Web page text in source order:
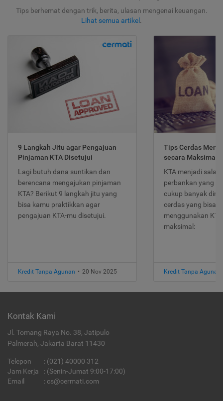
Tips berhemat dengan trik, berita, ulasan mengenai keuangan.
Lihat semua artikel .
9 Langkah Jitu agar Pengajuan
Pinjaman KTA Disetujui
Lagi butuh dana suntikan dan
berencana mengajukan pinjaman
KTA? Berikut 9 langkah jitu yang
bisa kamu praktikkan agar
pengajuan KTA-mu disetujui.
Kredit Tanpa Agunan • 20 Nov 2025
Tips Cerdas
secara Maksimal
KTA menjadi
perbankan yang
cukup banyak
cerdas yang bisa
menggunakan
maksimal:
Kredit Tanpa Agunan
Kontak Kami
Jl. Tomang Raya No. 38, Jatipulo
Palmerah, Jakarta Barat 11430
Telepon : (021) 40000 312
Jam Kerja
: (Senin-Jumat 9:00-17:00)
Email
: cs@cermati.com